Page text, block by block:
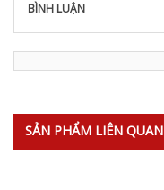
BÌNH LUẬN
SẢN PHẨM LIÊN QUAN